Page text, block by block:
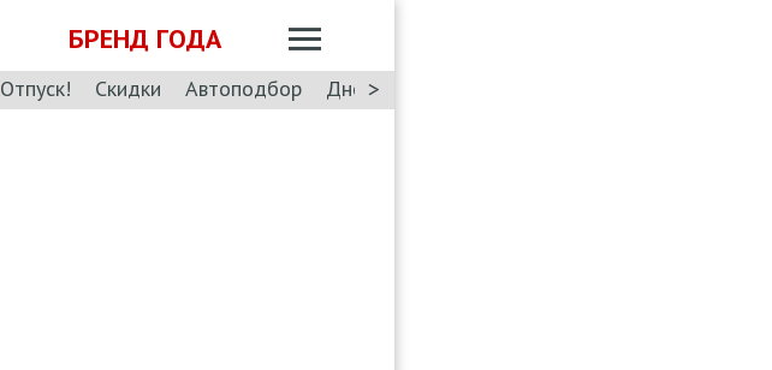
БРЕНД ГОДА
Отпуск! Скидки Автоподбор Дневник: Лада Искра
>